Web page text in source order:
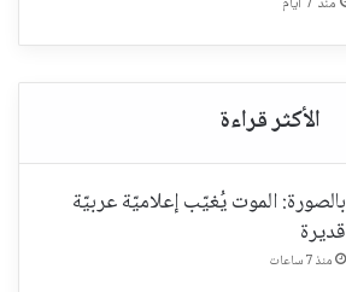
بالصورة: الموت يُغيّب إعلاميّة عربيّة
قديرة
منذ 7 ساعات